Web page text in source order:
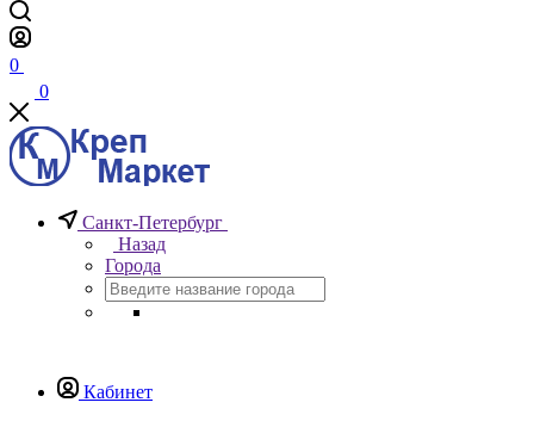
0
0
Санкт-Петербург
Назад
Города
Кабинет